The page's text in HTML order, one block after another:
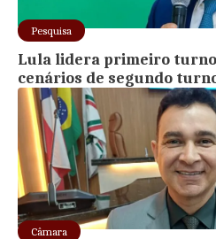
Pesquisa
Lula lidera primeiro turno
cenários de segundo
Câmara